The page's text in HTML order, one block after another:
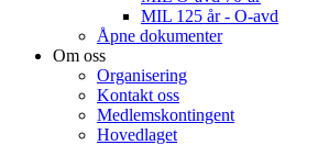
MIL 125 år - O-avd
Åpne dokumenter
Om oss
Organisering
Kontakt oss
Medlemskontingent
Hovedlaget